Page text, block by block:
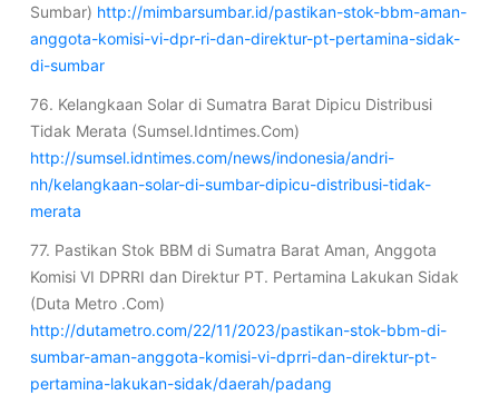
Sumbar) http://mimbarsumbar.id/pastikan-stok-bbm-aman-
anggota-komisi-vi-dpr-ri-dan-direktur-pt-pertamina-sidak-
di-sumbar
76. Kelangkaan Solar di Sumatra Barat Dipicu Distribusi
Tidak Merata (Sumsel.Idntimes.Com)
http://sumsel.idntimes.com/news/indonesia/andri-
nh/kelangkaan-solar-di-sumbar-dipicu-distribusi-tidak-
merata
77. Pastikan Stok BBM di Sumatra Barat Aman, Anggota
Komisi VI DPRRI dan Direktur PT. Pertamina Lakukan Sidak
(Duta Metro .Com)
http://dutametro.com/22/11/2023/pastikan-stok-bbm-di-
sumbar-aman-anggota-komisi-vi-dprri-dan-direktur-pt-
pertamina-lakukan-sidak/daerah/padang